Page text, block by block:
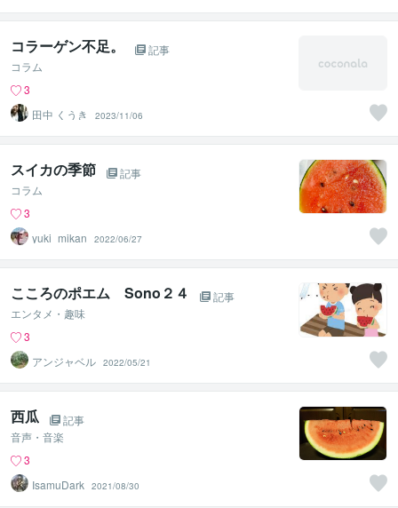
コラーゲン不足。
記事
コラム
3
田中 くうき
2023/11/06
スイカの季節
記事
コラム
3
yuki_mikan
2022/06/27
こころのポエム Sono２４
記事
エンタメ・趣味
3
アンジャベル 2022/05/21
西瓜
記事
音声・音楽
3
IsamuDark 2021/08/30